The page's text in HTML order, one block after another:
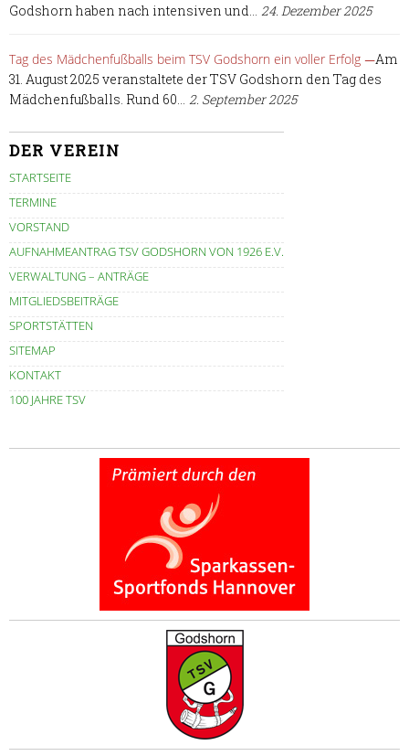
Godshorn haben nach intensiven und... 24. Dezember 2025
Tag des Mädchenfußballs beim TSV Godshorn ein voller Erfolg
Am
31. August 2025 veranstaltete der TSV Godshorn den Tag des
Mädchenfußballs. Rund 60... 2. September 2025
DER VEREIN
STARTSEITE
TERMINE
VORSTAND
AUFNAHMEANTRAG TSV GODSHORN VON 1926 E.V.
VERWALTUNG – ANTRÄGE
MITGLIEDSBEITRÄGE
SPORTSTÄTTEN
SITEMAP
KONTAKT
100 JAHRE TSV